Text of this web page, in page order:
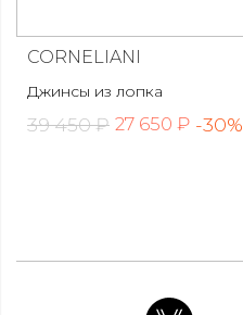
CORNELIANI
Джинсы из лопка
39 450 ₽ 27 650 ₽ -30%